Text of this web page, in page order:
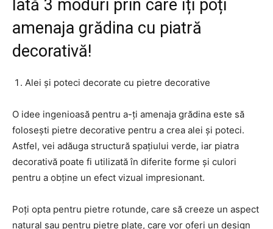
Iată 3 moduri prin care îți poți
amenaja grădina cu piatră
decorativă!
Alei și poteci decorate cu pietre decorative
O idee ingenioasă pentru a-ți amenaja grădina este să
folosești pietre decorative pentru a crea alei și poteci.
Astfel, vei adăuga structură spațiului verde, iar piatra
decorativă poate fi utilizată în diferite forme și culori
pentru a obține un efect vizual impresionant.
Poți opta pentru pietre rotunde, care să creeze un aspect
natural sau pentru pietre plate, care vor oferi un design